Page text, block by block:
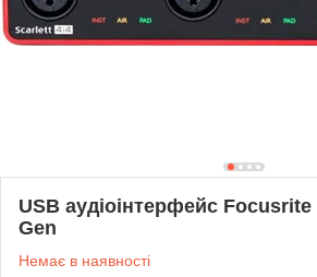
USB аудіоінтерфейс
Gen
Немає в наявності